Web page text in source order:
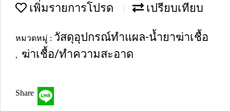
เพิ่มรายการโปรด เปรียบเทียบ
หมวดหมู่ : วัสดุอุปกรณ์ทำแผล-น้ำยาฆ่าเชื้อ
, ฆ่าเชื้อ/ทำความสะอาด
Share